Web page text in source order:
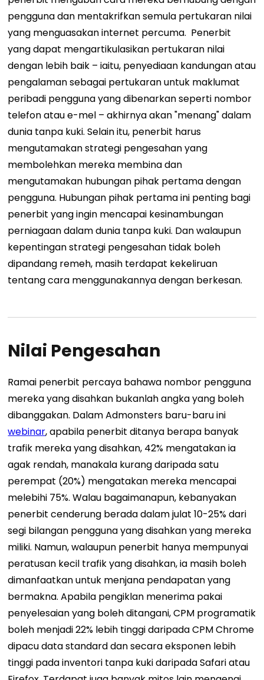
pengguna dan mentakrifkan semula pertukaran nilai
yang menguasakan internet percuma. Penerbit
yang dapat mengartikulasikan pertukaran nilai
dengan lebih baik – iaitu, penyediaan kandungan atau
pengalaman sebagai pertukaran untuk maklumat
peribadi pengguna yang dibenarkan seperti nombor
telefon atau e-mel – akhirnya akan "menang" dalam
dunia tanpa kuki. Selain itu, penerbit harus
mengutamakan strategi pengesahan yang
membolehkan mereka membina dan
mengutamakan hubungan pihak pertama dengan
pengguna. Hubungan pihak pertama ini penting bagi
penerbit yang ingin mencapai kesinambungan
perniagaan dalam dunia tanpa kuki. Dan walaupun
kepentingan strategi pengesahan tidak boleh
dipandang remeh, masih terdapat kekeliruan
tentang cara menggunakannya dengan berkesan.
Nilai Pengesahan
Ramai penerbit percaya bahawa nombor pengguna
mereka yang disahkan bukanlah angka yang boleh
dibanggakan. Dalam Admonsters baru-baru ini
webinar, apabila penerbit ditanya berapa banyak
trafik mereka yang disahkan, 42% mengatakan ia
agak rendah, manakala kurang daripada satu
perempat (20%) mengatakan mereka mencapai
melebihi 75%. Walau bagaimanapun, kebanyakan
penerbit cenderung berada dalam julat 10-25% dari
segi bilangan pengguna yang disahkan yang mereka
miliki. Namun, walaupun penerbit hanya mempunyai
peratusan kecil trafik yang disahkan, ia masih boleh
dimanfaatkan untuk menjana pendapatan yang
bermakna. Apabila pengiklan menerima pakai
penyelesaian yang boleh ditangani, CPM programatik
boleh menjadi 22% lebih tinggi daripada CPM Chrome
dipacu data standard dan secara eksponen lebih
tinggi pada inventori tanpa kuki daripada Safari atau